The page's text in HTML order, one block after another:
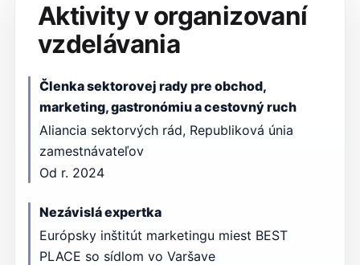
Aktivity v organizovaní
vzdelávania
Členka sektorovej rady pre obchod,
marketing, gastronómiu a cestovný ruch
Aliancia sektorvých rád, Republiková únia
zamestnávateľov
Od r. 2024
Nezávislá expertka
Európsky inštitút marketingu miest BEST
PLACE so sídlom vo Varšave